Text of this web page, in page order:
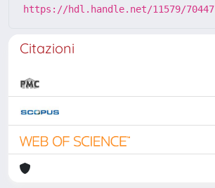
https://hdl.handle.net/11579/70447
Citazioni